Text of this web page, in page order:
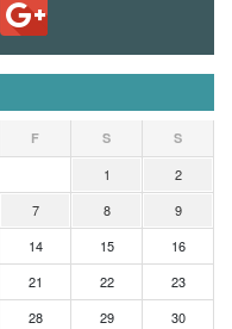
F S S
1
2
7 8
9
14 15
16
21 22
23
28 29
30